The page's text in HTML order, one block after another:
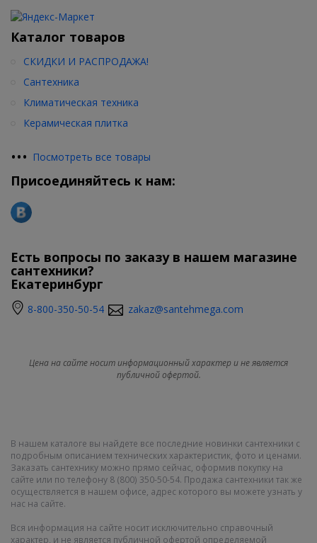
Каталог товаров
СКИДКИ И РАСПРОДАЖА!
Сантехника
Климатическая техника
Керамическая плитка
••• Посмотреть все товары
Присоединяйтесь к нам:
Есть вопросы по заказу в нашем магазине
сантехники?
Екатеринбург
8-800-350-50-54 zakaz@santehmega.com
Цена на сайте носит информационный характер и не является
публичной офертой.
В нашем каталоге вы найдете все последние новинки сантехники с
подробным описанием технических характеристик, фото и ценами.
Заказать сантехнику можно прямо сейчас, оформив покупку на
сайте или по телефону 8 (800) 350-50-54. Продажа сантехники так же
осуществляется в нашем офисе, адрес которого вы можете узнать у
нас на сайте.
Вся информация на сайте носит исключительно справочный
характер, и не является публичной офертой определяемой